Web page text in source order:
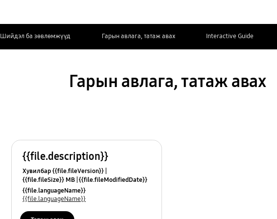
Шийдэл ба зөвлөмжүүд Гарын авлага, татаж авах Interactive Guide
Гарын авлага, татаж авах
{{file.description}}
Хувилбар {{file.fileVersion}}
{{file.fileSize}} MB {{file.fileModifiedDate}}
{{file.osNames}}
{{file.languageName}}
{{file.languageName}}